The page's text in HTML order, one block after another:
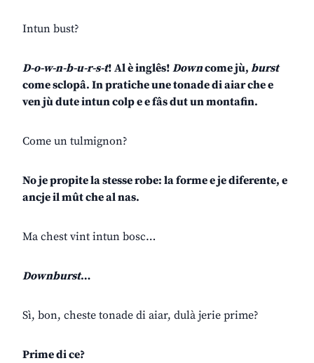
Intun bust?
D-o-w-n-b-u-r-s-t! Al è inglês! Downcome jù, burst
come sclopâ. In pratiche une tonade di aiar che e
ven jù dute intun colp e e fâs dut un montafin.
Come un tulmignon?
No je propite la stesse robe: la forme e je diferente, e
ancje il mût che al nas.
Ma chest vint intun bosc…
Downburst…
Sì, bon, cheste tonade di aiar, dulà jerie prime?
Prime di ce?